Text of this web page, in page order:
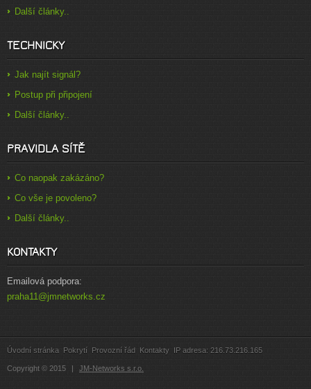
Další články..
TECHNICKY
Jak najít signál?
Postup při připojení
Další články..
PRAVIDLA SÍTĚ
Co naopak zakázáno?
Co vše je povoleno?
Další články..
KONTAKTY
Emailová podpora:
praha11@jmnetworks.cz
Úvodní stránka Pokrytí Provozní řád Kontakty IP adresa: 216.73.216.165
Copyright © 2015 | JM-Networks s.r.o.